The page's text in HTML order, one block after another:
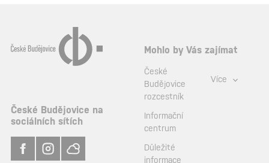
České Budějovice na
sociálních sítích
Mohlo by Vás zajímat
České
Budějovice
rozcestník
Informační
centrum
Důležité
informace
Více